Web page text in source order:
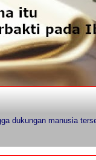
dukungan manusia